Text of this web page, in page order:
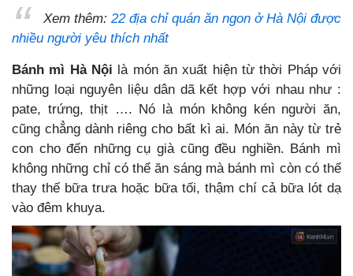
Xem thêm: 22 địa chỉ quán ăn ngon ở Hà Nội được
nhiều người yêu thích nhất
Bánh mì Hà Nội là món ăn xuất hiện từ thời Pháp với
những loại nguyên liệu dân dã kết hợp với nhau như :
pate, trứng, thịt …. Nó là món không kén người ăn,
cũng chẳng dành riêng cho bất kì ai. Món ăn này từ trẻ
con cho đến những cụ già cũng đều nghiền. Bánh mì
không những chỉ có thể ăn sáng mà bánh mì còn có thế
thay thế bữa trưa hoặc bữa tối, thậm chí cả bữa lót dạ
vào đêm khuya.